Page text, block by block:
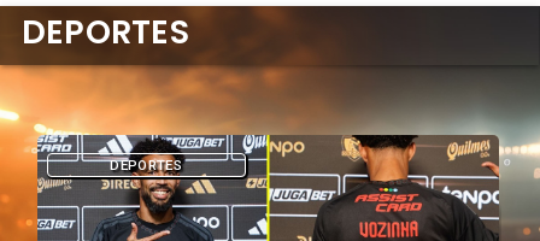
DEPORTES
DEPORTES